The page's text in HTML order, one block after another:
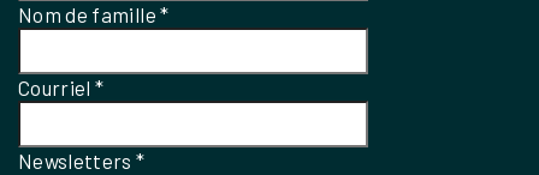
Nom de famille*
Courriel*
Newsletters*